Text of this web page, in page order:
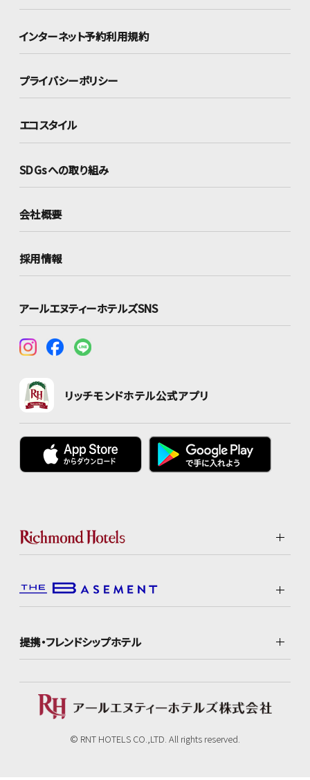
インターネット予約利用規約
プライバシーポリシー
エコスタイル
SDGsへの取り組み
会社概要
採用情報
アールエヌティーホテルズSNS
リッチモンドホテル公式アプリ
提携・フレンドシップホテル
© RNT HOTELS CO.,LTD. All rights reserved.